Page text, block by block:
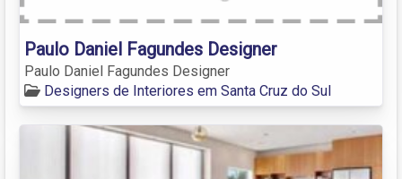
Paulo Daniel Fagundes Designer
Paulo Daniel Fagundes Designer
Designers de Interiores em Santa Cruz do Sul